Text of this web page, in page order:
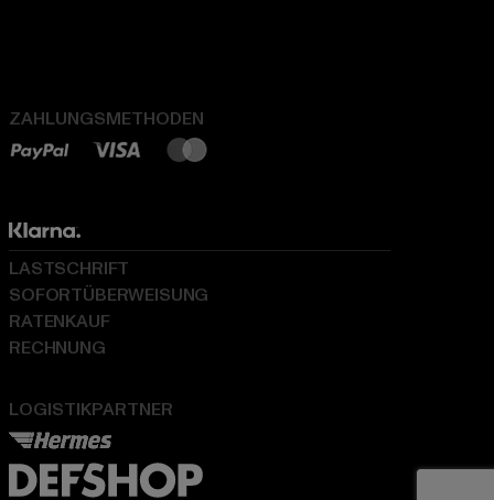
ZAHLUNGSMETHODEN
LOGISTIKPARTNER
LASTSCHRIFT
SOFORTÜBERWEISUNG
RATENKAUF
RECHNUNG